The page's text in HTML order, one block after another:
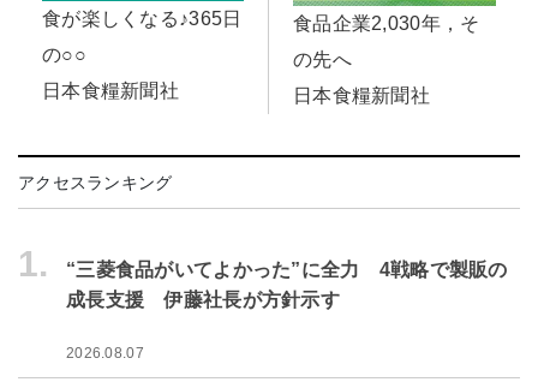
食が楽しくなる♪365日
の○○
日本食糧新聞社
食品企業2,030年，そ
の先へ
日本食糧新聞社
アクセスランキング
1.
“三菱食品がいてよかった”に全力 4戦略で製販の
成長支援 伊藤社長が方針示す
2026.08.07